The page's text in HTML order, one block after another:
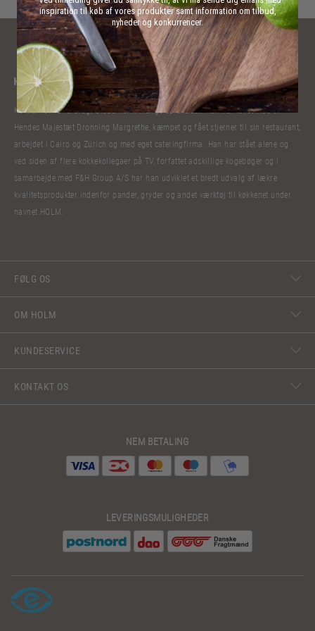
Kokkelivet har bibragt Claus Holm mange oplevelser. Han har lavet mad til
Hendes Majestæt Dronning Margrethe, kæmpet og fået stjerner til sin restaurant,
arbejdet i Cairo og Zürich og med eget cateringfirma. Han har stået alene og
ved siden af flere kokkekollegaer på TV, forfattet adskillige kogebøger og i
samarbejde med F&H Group A/S har han udviklet et bredt udvalg af lækre
kvalitetsprodukter indenfor pander, gryder og andet værktøj til køkkenet under
navnet HOLM.
FØLG OS
OM HOLM
KUNDESERVICE
KONTAKT OS
NEM BETALING
LEVERINGSMULIGHEDER
inspiration til køb af vores produkter samt information om tilbud,
nyheder og konkurrencer.